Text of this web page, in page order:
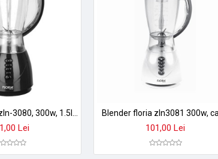
mâncăruri elaborate, economisirea timpului în bucătărie
și accesorii versatile pentru rezultate profesionale
Blender floria zln-3080, 300w, 1.5l - 3 viteze, functie puls, lame otel inoxidabil
Lei 101,00 Lei